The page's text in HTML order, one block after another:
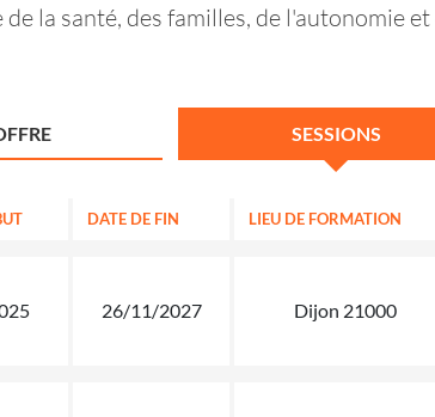
la santé, des familles, de l'autonomie
SESSIONS
DATE DE FIN LIEU DE FORMATION
26/11/2027 Dijon 21000